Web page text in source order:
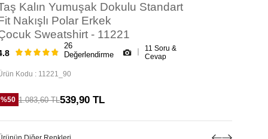
Kalın Yumuşak Dokulu Standart
Nakışlı Polar Erkek
Sweatshirt - 11221
26
Değerlendirme
11 Soru &
Cevap
Kodu : 11221_90
%50 1.083,60TL539,90 TL